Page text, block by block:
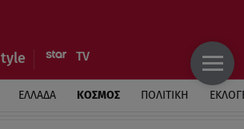
ΕΛΛΑΔΑ ΚΟΣΜΟΣ ΠΟΛΙΤΙΚΗ